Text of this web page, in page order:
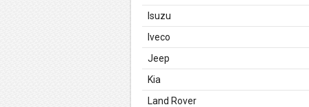
Isuzu
Iveco
Jeep
Kia
Land Rover